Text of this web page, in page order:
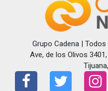
Grupo Cadena |
Ave, de los Olivos